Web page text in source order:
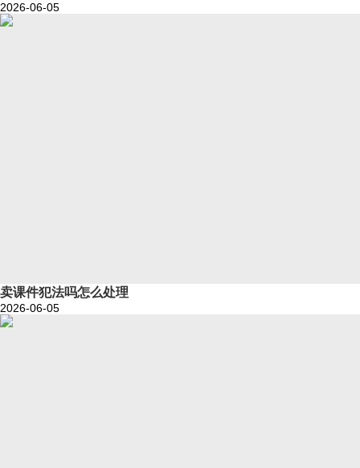
2026-06-05
卖课件犯法吗怎么处理
2026-06-05